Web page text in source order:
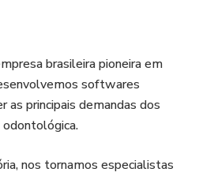
brasileira pioneira em
softwares
as principais demandas dos
nos tornamos especialistas